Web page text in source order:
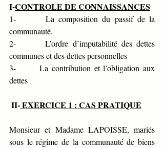
I-CONTROLE DE CONNAISSANCES
1-       La composition du passif de la
communauté.
2-       L’ordre d’imputabilité des dettes
communes et des dettes personnelles
3-       La contribution et l’obligation aux
dettes
II- EXERCICE 1 : CAS PRATIQUE
Monsieur et Madame LAPOISSE, mariés
sous le régime de la communauté de biens